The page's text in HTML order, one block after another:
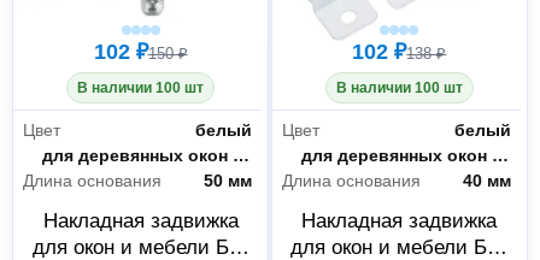
102 ₽150 ₽
В наличии 100 шт
Цвет
белый
Назначение
для деревянных окон и дверей
Длина основания
50 мм
Накладная задвижка
для окон и мебели Без
102 ₽138 ₽
В наличии 100 шт
Цвет
белый
Назначение
для деревянных окон и дверей
Длина основания
40 мм
Накладная задвижка
для окон и мебели Без